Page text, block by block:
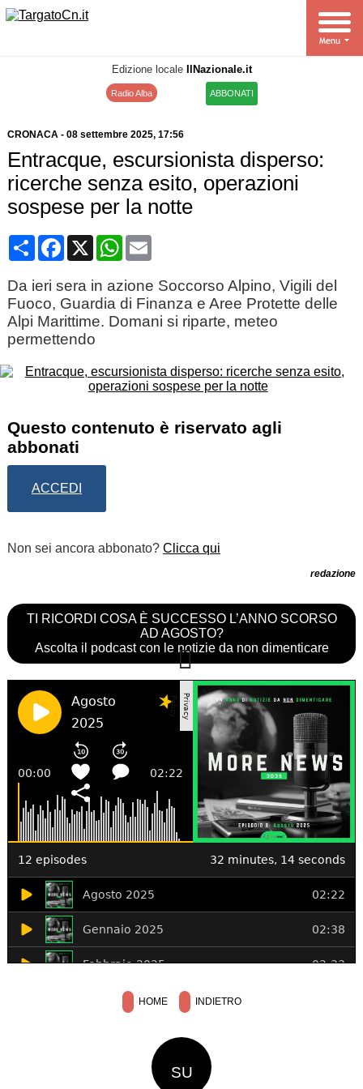
Edizione locale IlNazionale.it
Radio Alba ABBONATI
CRONACA- 08 settembre 2025, 17:56
Entracque, escursionista disperso:
ricerche senza esito, operazioni
sospese per la notte
CondividiFacebook
X WhatsApp
Email
Da ieri sera in azione Soccorso Alpino, Vigili del
Fuoco, Guardia di Finanza e Aree Protette delle
Alpi Marittime. Domani si riparte, meteo
permettendo
Questo contenuto è riservato agli
abbonati
ACCEDI
Non sei ancora abbonato? Clicca qui
redazione
TI RICORDI COSA È SUCCESSO L’ANNO SCORSO
AD AGOSTO?
Ascolta il podcast con le notizie da non dimenticare
HOME INDIETRO
SU